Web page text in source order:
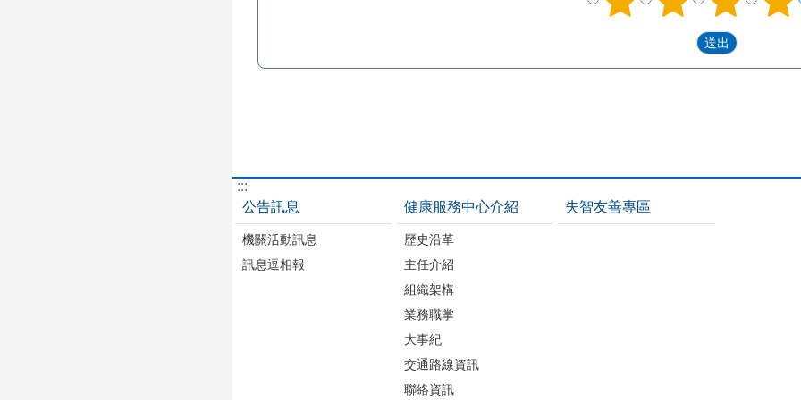
:::
公告訊息
機關活動訊息
訊息逗相報
健康服務中心介紹
歷史沿革
主任介紹
組織架構
業務職掌
大事紀
交通路線資訊
聯絡資訊
失智友善專區